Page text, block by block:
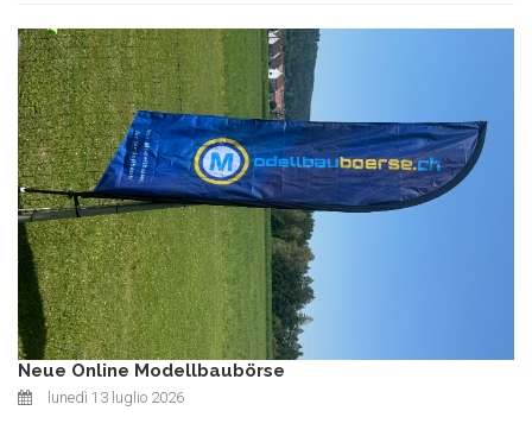
Neue Online Modellbaubörse
lunedì 13 luglio 2026